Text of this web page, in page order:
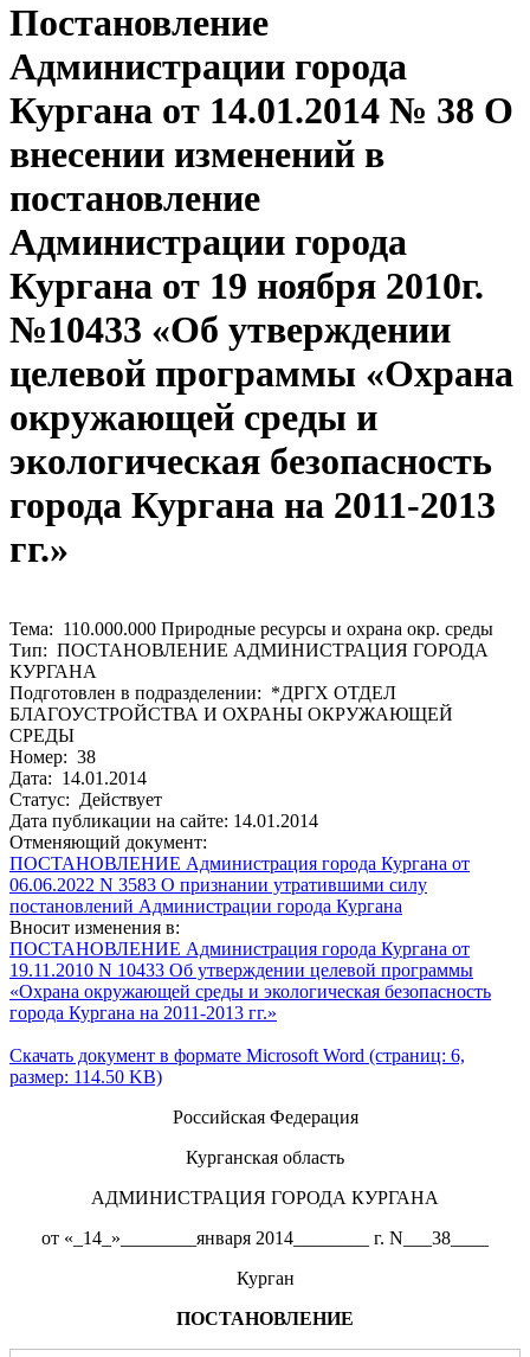
Постановление
Администрации города
Кургана от 14.01.2014 № 38 О
внесении изменений в
постановление
Администрации города
Кургана от 19 ноября 2010г.
№10433 «Об утверждении
целевой программы «Охрана
окружающей среды и
экологическая безопасность
города Кургана на 2011-2013
гг.»
Тема: 110.000.000 Природные ресурсы и охрана окр. среды
Тип: ПОСТАНОВЛЕНИЕ АДМИНИСТРАЦИЯ ГОРОДА
КУРГАНА
Подготовлен в подразделении: *ДРГХ ОТДЕЛ
БЛАГОУСТРОЙСТВА И ОХРАНЫ ОКРУЖАЮЩЕЙ
СРЕДЫ
Номер: 38
Дата: 14.01.2014
Статус: Действует
Дата публикации на сайте: 14.01.2014
Отменяющий документ:
ПОСТАНОВЛЕНИЕ Администрация города Кургана от
06.06.2022 N 3583 О признании утратившими силу
постановлений Администрации города Кургана
Вносит изменения в:
ПОСТАНОВЛЕНИЕ Администрация города Кургана от
19.11.2010 N 10433 Об утверждении целевой программы
«Охрана окружающей среды и экологическая безопасность
города Кургана на 2011-2013 гг.»
Скачать документ в формате Microsoft Word (страниц: 6,
размер: 114.50 KB)
Российская Федерация
Курганская область
АДМИНИСТРАЦИЯ ГОРОДА КУРГАНА
от «_14_»________января 2014________ г. N___38____
Курган
ПОСТАНОВЛЕНИЕ